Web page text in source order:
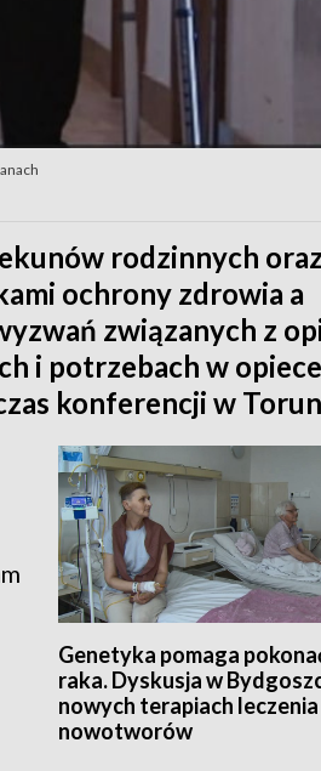
rodzinnych oraz
ochrony zdrowia a
związanych z
i potrzebach w opiece
konferencji w
Genetyka pomaga
raka. Dyskusja w
nowych terapiach leczenia
nowotworów